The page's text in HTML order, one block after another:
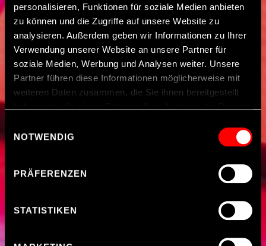
personalisieren, Funktionen für soziale Medien anbieten
zu können und die Zugriffe auf unsere Website zu
analysieren. Außerdem geben wir Informationen zu Ihrer
Verwendung unserer Website an unsere Partner für
soziale Medien, Werbung und Analysen weiter. Unsere
Partner führen diese Informationen möglicherweise mit
weiteren Daten zusammen, die Sie ihnen bereitgestellt
: Indem Sie
Cookies auf unseren Webseiten zulassen, willigen Sie
zugleich gem. Art. 49 Abs. 1 S. 1 Buchst. a DSGVO ein,
werden. Die USA werden vom Europäischen Gerichtshof
NOTWENDIG
PRÄFERENZEN
STATISTIKEN